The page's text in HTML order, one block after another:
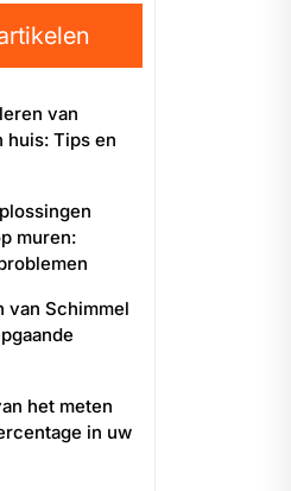
van
huis: Tips en
muren:
van Schimmel
het meten
in uw